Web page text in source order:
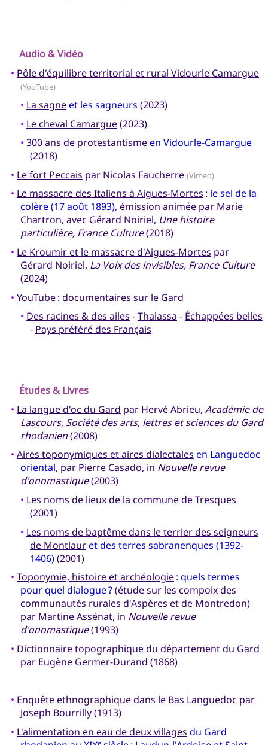
Audio & Vidéo
• Pôle d'équilibre territorial et rural Vidourle Camargue
(YouTube)
• La sagneet les sagneurs (2023)
• Le cheval Camargue(2023)
• 300 ans de protestantismeen Vidourle-Camargue
(2018)
• Le fort Peccais par Nicolas Faucherre (Vimeo)
• Le massacre des Italiens à Aigues-Mortes : le sel de la
colère (17 août 1893), émission animée par Marie
Chartron, avec Gérard Noiriel, Une histoire
particulière, France Culture(2018)
• Le Kroumir et le massacre d'Aigues-Mortes par
Gérard Noiriel, La Voix des invisibles, France Culture
(2024)
• YouTube: documentaires sur le Gard
• Des racines & des ailes -Thalassa - Échappées belles
- Pays préféré des Français
Études & Livres
• La langue d'oc du Gard par Hervé Abrieu, Académie de
Lascours, Société des arts, lettres et sciences du Gard
rhodanien(2008)
• Aires toponymiques et aires dialectales en Languedoc
oriental, par Pierre Casado, in Nouvelle revue
d'onomastique(2003)
• Les noms de lieux de la commune de Tresques
(2001)
• Les noms de baptême dans le terrier des seigneurs
de Montlauret des terres sabranenques (1392-
1406)(2001)
• Toponymie, histoire et archéologie: quels termes
pour quel dialogue ?(étude sur les compoix des
communautés rurales d'Aspères et de Montredon)
par Martine Assénat, in Nouvelle revue
d'onomastique(1993)
• Dictionnaire topographique du département du Gard
par Eugène Germer-Durand (1868)
• Enquête ethnographique dans le Bas Languedoc par
Joseph Bourrilly (1913)
• L'alimentation en eau de deux villages du Gard
e